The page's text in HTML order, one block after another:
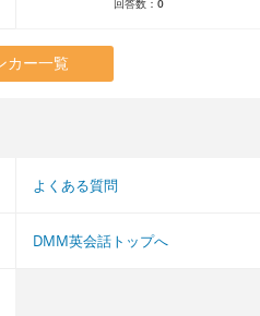
カー一覧
よくある質問
DMM英会話トップへ